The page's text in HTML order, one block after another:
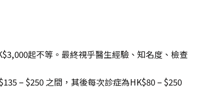
起不等。最終視乎醫生經驗、知名度、檢查
– $250 之間，其後每次診症為HK$80 – $250